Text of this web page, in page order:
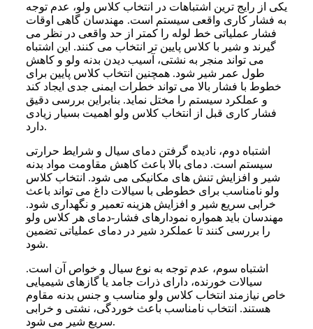
یکی از رایج ترین اشتباهات در انتخاب کلاس ولو، عدم توجه
به فشار کاری واقعی سیستم است. مهندسان گاهی اوقات
فشار عملیاتی خط لوله را کمتر از حد واقعی در نظر می
گیرند و شیر با کلاس پایین تر انتخاب می کنند. این اشتباه
می تواند منجر به نشتی، آسیب دیدن بدنه ولو و کاهش
طول عمر شیر شود. همچنین انتخاب کلاس پایین برای
خطوط با فشار بالا می تواند خطرات ایمنی جدی ایجاد کند
و عملکرد سیستم را مختل نماید. بنابراین بررسی دقیق
فشار کاری قبل از انتخاب کلاس ولو اهمیت بسیار زیادی
دارد.
اشتباه دوم، نادیده گرفتن دمای سیال و شرایط حرارتی
سیستم است. دمای بالا باعث کاهش مقاومت مواد بدنه
شیر و افزایش تنش های مکانیکی می شود. انتخاب کلاس
ولو نامناسب برای خطوطی با سیالات داغ می تواند باعث
خرابی سریع شیر و افزایش هزینه تعمیر و نگهداری شود.
مهندسان باید همواره نمودارهای فشار-دمای هر کلاس ولو
را بررسی کنند تا عملکرد شیر در دمای عملیاتی تضمین
شود.
اشتباه سوم، عدم توجه به نوع سیال و خواص آن است.
سیالات خورنده، دارای ذرات جامد یا گازهای شیمیایی
خاص نیازمند انتخاب کلاس ولو مناسب و جنس بدنه مقاوم
هستند. انتخاب نامناسب باعث خوردگی، نشتی و خرابی
سریع شیر می شود.